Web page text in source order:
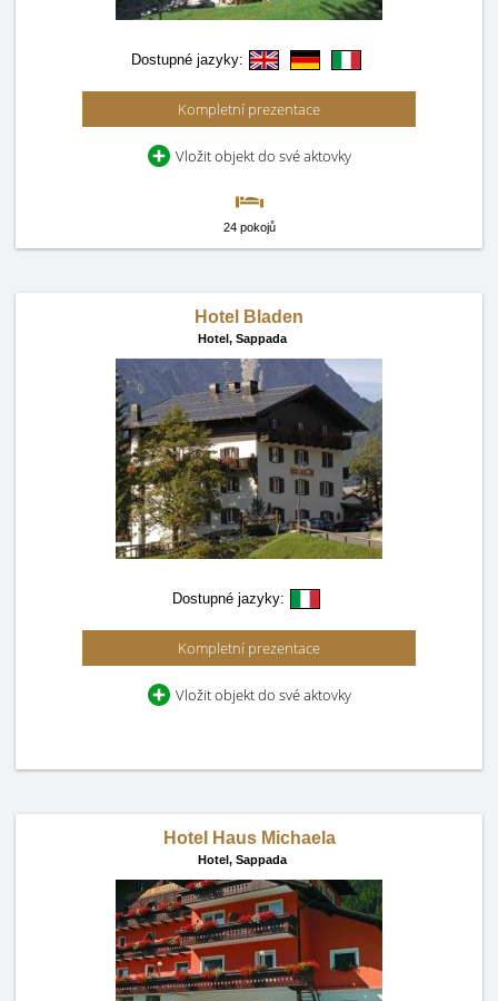
Dostupné jazyky:
Kompletní prezentace
Vložit objekt do své aktovky
24 pokojů
Hotel Bladen
Hotel, Sappada
Dostupné jazyky:
Kompletní prezentace
Vložit objekt do své aktovky
Hotel Haus Michaela
Hotel, Sappada